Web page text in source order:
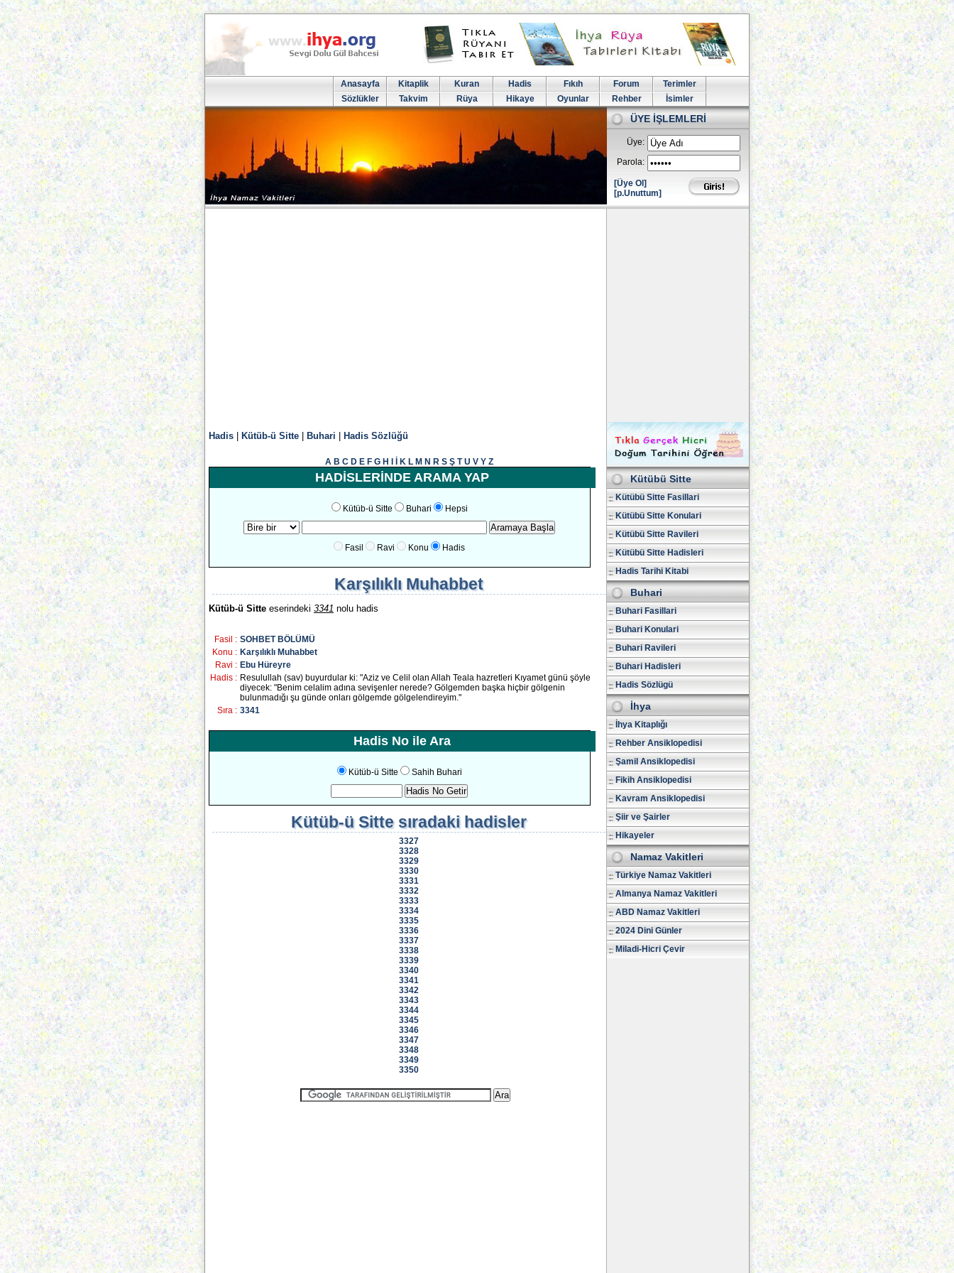
Anasayfa Kitaplik Kuran Hadis Fıkıh Forum
Terimler
Sözlükler
Takvim Rüya Hikaye Oyunlar Rehber İsimler
ÜYE İŞLEMLERİ
Üye:
Parola:
[Üye Ol]
[p.Unuttum]
Hadis Kütüb-ü Sitte Buhari Hadis Sözlüğü
A B C D E F G H K L M N R S Ş T U V Y Z
HADİSLERİNDE ARAMA YAP
Kütüb-ü Sitte Buhari Hepsi
Fasil Ravi Konu Hadis
Karşılıklı Muhabbet
Kütüb-ü Sitte eserindeki 3341 nolu hadis
Fasil : SOHBET BÖLÜMÜ
Konu : Karşılıklı Muhabbet
Ravi : Ebu Hüreyre
Hadis : Resulullah (sav) buyurdular ki: "Aziz ve Celil olan Allah Teala hazretleri Kıyamet günü şöyle
diyecek: "Benim celalim adına sevişenler nerede? Gölgemden başka hiçbir gölgenin
bulunmadığı şu günde onları gölgemde gölgelendireyim."
Sıra : 3341
Hadis No ile Ara
Kütüb-ü Sitte Sahih Buhari
Kütüb-ü Sittesıradaki hadisler
3327
3328
3329
3330
3331
3332
3333
3334
3335
3336
3337
3338
3339
3340
3341
3342
3343
3344
3345
3346
3347
3348
3349
3350
Kütübü Sitte
Kütübü Sitte Fasillari
Kütübü Sitte Konulari
Kütübü Sitte Ravileri
Kütübü Sitte Hadisleri
Hadis Tarihi Kitabi
Buhari
Buhari Fasillari
Buhari Konulari
Buhari Ravileri
Buhari Hadisleri
Hadis Sözlügü
İhya
İhya Kitaplığı
Rehber Ansiklopedisi
Şamil Ansiklopedisi
Fikih Ansiklopedisi
Kavram Ansiklopedisi
Şiir ve Şairler
Hikayeler
Namaz Vakitleri
Türkiye Namaz Vakitleri
Almanya Namaz Vakitleri
ABD Namaz Vakitleri
2024 Dini Günler
Miladi-Hicri Çevir